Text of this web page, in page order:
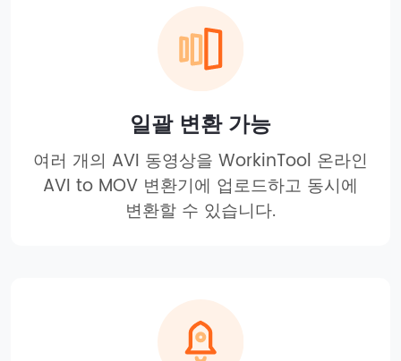
일괄 변환 가능
여러 개의 AVI 동영상을 WorkinTool 온라인
AVI to MOV 변환기에 업로드하고 동시에
변환할 수 있습니다.